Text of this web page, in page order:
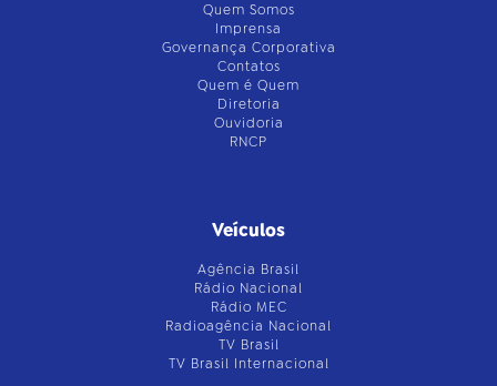
Quem Somos
Imprensa
Governança Corporativa
Contatos
Quem é Quem
Diretoria
Ouvidoria
RNCP
Veículos
Agência Brasil
Rádio Nacional
Rádio MEC
Radioagência Nacional
TV Brasil
TV Brasil Internacional